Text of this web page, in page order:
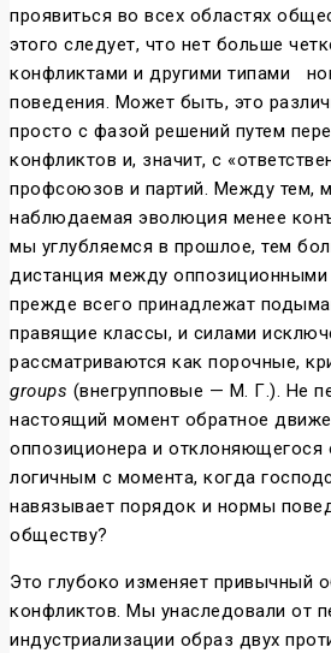
проявиться во всех областях
этого следует, что нет больше
конфликтами и другими типами
поведения. Может быть, это
просто с фазой решений путем
конфликтов и, значит, с
профсоюзов и партий. Между тем,
наблюдаемая эволюция менее
мы углубляемся в прошлое, тем
дистанция между
прежде всего принадлежат
правящие классы, и силами
рассматриваются как порочные,
groups (внегрупповые — М. Г.). Не
настоящий момент обратное
оппозиционера и отклоняющегося
логичным с момента, когда
навязывает порядок и нормы
обществу?
Это глубоко изменяет привычный
конфликтов. Мы унаследовали от
индустриализации образ двух